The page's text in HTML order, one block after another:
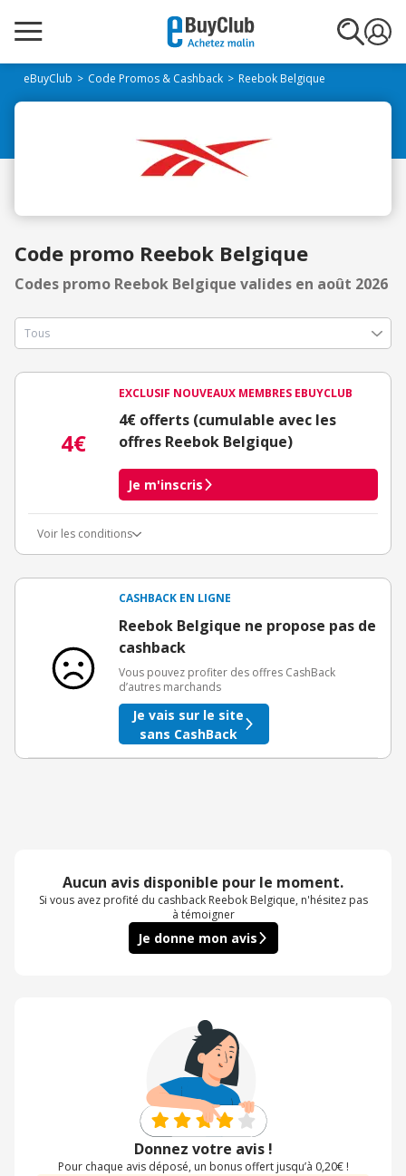
eBuyClub Code Promos & Cashback Reebok Belgique
Code promo Reebok Belgique
Codes promo Reebok Belgique valides en août 2026
4€
EXCLUSIF NOUVEAUX MEMBRES EBUYCLUB
4€ offerts (cumulable avec les
offres Reebok Belgique)
Je m'inscris
Voir les conditions
3€ de bienvenue crédités immédiatement + 1€ supplémentaire
Offre réservée à une toute première inscription chez eBuyClub.
CASHBACK EN LIGNE
Reebok Belgique ne propose pas de
cashback
Vous pouvez profiter des offres CashBack
d’autres marchands
Je vais sur le site
sans CashBack
Aucun avis disponible pour le moment.
Si vous avez profité du cashback Reebok Belgique, n'hésitez pas
à témoigner
Je donne mon avis
Donnez votre avis !
Pour chaque avis déposé, un bonus offert jusqu’à 0,20€ !